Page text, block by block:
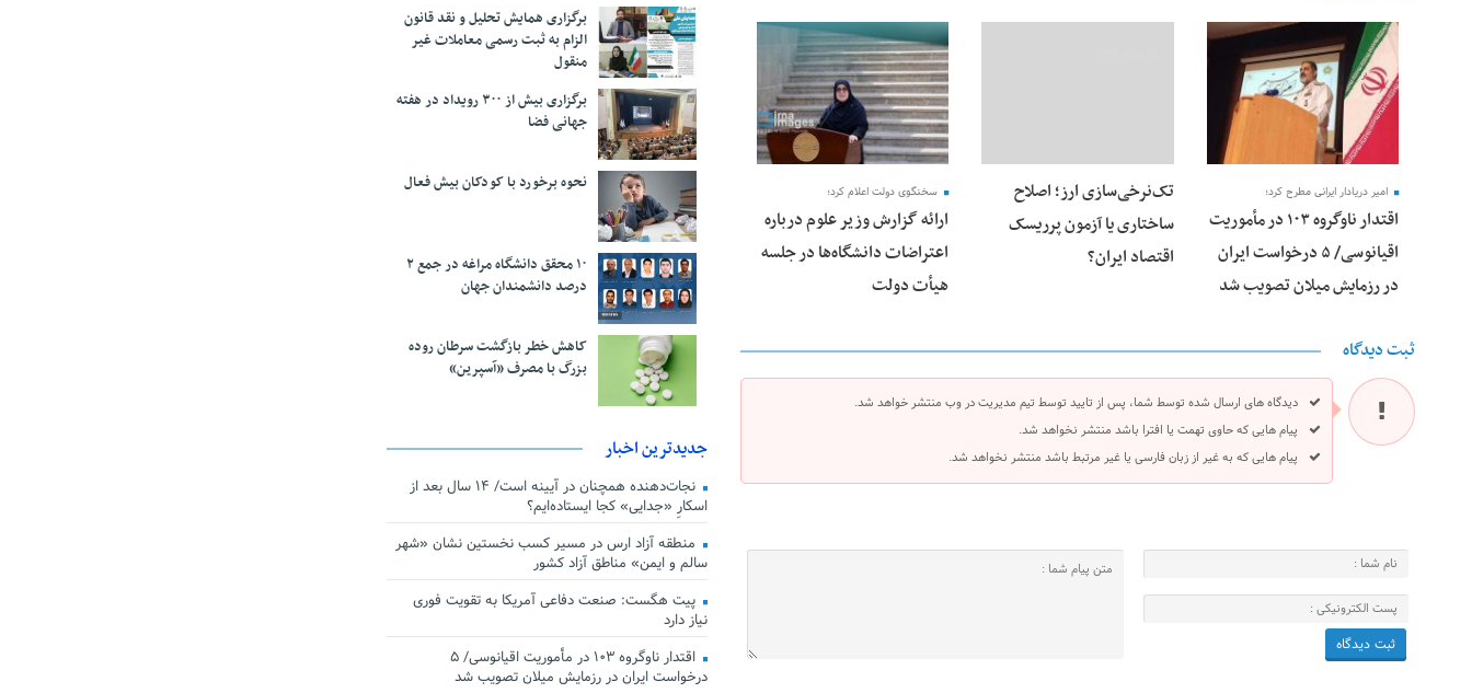
28 فوریه 2026
امیر دریادار ایرانی مطرح کرد؛
اقتدار ناوگروه ۱۰۳ در مأموریت‌
اقیانوسی/ ۵ درخواست ایران
در رزمایش میلان تصویب شد
تک‌نرخی‌سازی ارز؛ اصلاح
ساختاری یا آزمون پرریسک
اقتصاد ایران؟
25 فوریه 2026
سخنگوی دولت اعلام کرد؛
ارائه گزارش وزیر علوم درباره
اعتراضات دانشگاه‌ها در جلسه
هیأت دولت
ثبت دیدگاه
دیدگاه های ارسال شده توسط شما، پس از تایید توسط تیم مدیریت در وب منتشر خواهد شد.
پیام هایی که حاوی تهمت یا افترا باشد منتشر نخواهد شد.
پیام هایی که به غیر از زبان فارسی یا غیر مرتبط باشد منتشر نخواهد شد.
برگزاری همایش تحلیل و نقد قانون
الزام به ثبت رسمی معاملات غیر
منقول
برگزاری بیش از ۳۰۰ رویداد در هفته
جهانی فضا
نحوه برخورد با کودکان بیش فعال
۱۰ محقق دانشگاه مراغه در جمع ۲
درصد دانشمندان جهان
کاهش خطر بازگشت سرطان روده
بزرگ با مصرف «آسپرین»
جدیدترین اخبار
نجات‌دهنده‌ همچنان در آیینه است/ ۱۴ سال بعد از
اسکارِ «جدایی» کجا ایستاده‌ایم؟
منطقه آزاد ارس در مسیر کسب نخستین نشان «شهر
سالم و ایمن» مناطق آزاد کشور
پیت هگست: صنعت دفاعی آمریکا به تقویت فوری
نیاز دارد
اقتدار ناوگروه ۱۰۳ در مأموریت‌ اقیانوسی/ ۵
درخواست ایران در رزمایش میلان تصویب شد